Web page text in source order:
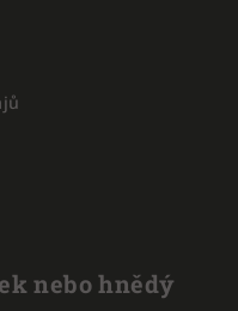
nebo hnědý